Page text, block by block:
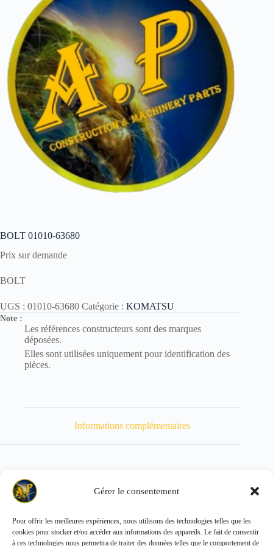
Gérer le consentement
Pour offrir les meilleures expériences, nous utilisons des technologies telles que les
cookies pour stocker et/ou accéder aux informations des appareils. Le fait de consentir
à ces technologies nous permettra de traiter des données telles que le comportement de
BOLT 01010-63680
Prix sur demande
BOLT
UGS : 01010-63680 Catégorie : KOMATSU
Note :
Les références constructeurs sont des marques
déposées.
Elles sont utilisées uniquement pour identification des
pièces.
Informations complémentaires
Poids 1040 kg
Copyright © 2026 - ALL PARTS FRANCE SAS